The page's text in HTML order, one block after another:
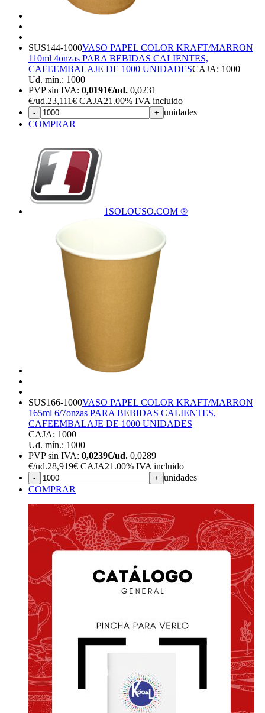
SUS144-1000VASO PAPEL COLOR KRAFT/MARRON
110ml 4onzas PARA BEBIDAS CALIENTES,
CAFEEMBALAJE DE 1000 UNIDADESCAJA: 1000
Ud. mín.: 1000
PVP sin IVA: 0,0191€/ud. 0,0231
€/ud.23,111€ CAJA21.00% IVA incluido
- + unidades
COMPRAR
1SOLOUSO.COM ®
SUS166-1000VASO PAPEL COLOR KRAFT/MARRON
165ml 6/7onzas PARA BEBIDAS CALIENTES,
CAFEEMBALAJE DE 1000 UNIDADES
CAJA: 1000
Ud. mín.: 1000
PVP sin IVA: 0,0239€/ud. 0,0289
€/ud.28,919€ CAJA21.00% IVA incluido
- + unidades
COMPRAR